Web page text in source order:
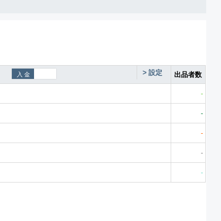
> 設定 出品者数
-
-
-
-
-